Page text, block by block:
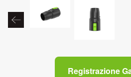
Registrazione